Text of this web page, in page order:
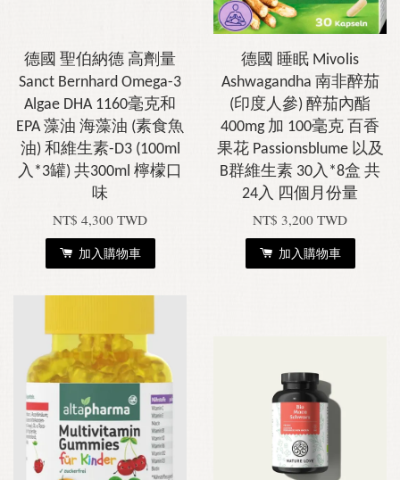
德國 聖伯納德 高劑量
Sanct Bernhard Omega-3
Algae DHA 1160毫克和
EPA 藻油 海藻油 (素食魚
油) 和維生素-D3 (100ml
入*3罐) 共300ml 檸檬口
味
NT$ 4,300 TWD
加入購物車
德國 睡眠 Mivolis
Ashwagandha 南非醉茄
(印度人參) 醉茄內酯
400mg 加 100毫克 百香
果花 Passionsblume 以及
B群維生素 30入*8盒 共
24入 四個月份量
NT$ 3,200 TWD
加入購物車